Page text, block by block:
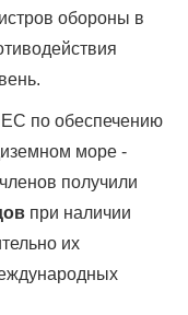
обороны в
по обеспечению
море -
получили
при наличии
их